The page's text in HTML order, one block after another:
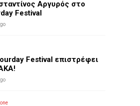
Αργυρός στο
Festival
Festival επιστρέφει